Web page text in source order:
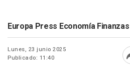
Europa Press Economía Finanzas
Lunes, 23 junio 2025
Publicado: 11:40